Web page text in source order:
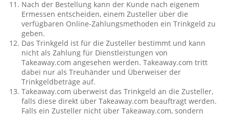
Nach der Bestellung kann der Kunde nach eigenem
Ermessen entscheiden, einem Zusteller über die
verfügbaren Online-Zahlungsmethoden ein Trinkgeld zu
geben.
Das Trinkgeld ist für die Zusteller bestimmt und kann
nicht als Zahlung für Dienstleistungen von
Takeaway.com angesehen werden. Takeaway.com tritt
dabei nur als Treuhänder und Überweiser der
Trinkgeldbeträge auf.
Takeaway.com überweist das Trinkgeld an die Zusteller,
falls diese direkt über Takeaway.com beauftragt werden.
Falls ein Zusteller nicht über Takeaway.com, sondern